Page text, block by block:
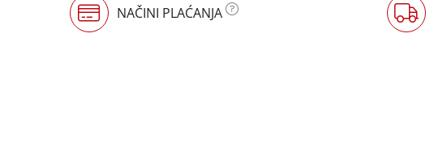
NAČINI PLAĆANJA